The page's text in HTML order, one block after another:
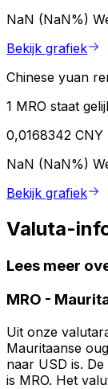
NaN (NaN%)
Bekijk grafiek
Chinese yuan
1 MRO staat
0,0168342 CNY
NaN (NaN%)
Bekijk grafiek
Valuta-
Lees meer
MRO -
Uit onze
Mauritaanse
naar USD is.
is MRO. Het